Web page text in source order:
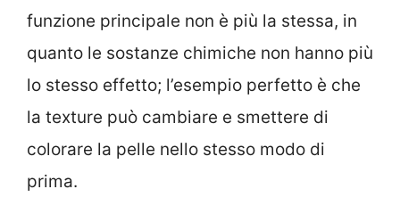
funzione principale non è più la stessa, in
quanto le sostanze chimiche non hanno più
lo stesso effetto; l’esempio perfetto è che
la texture può cambiare e smettere di
colorare la pelle nello stesso modo di
prima.